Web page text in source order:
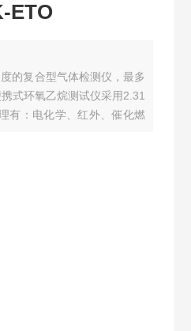
ETO
的复合型气体检测仪，最多
式环氧乙烷测试仪采用2.31
有：电化学、红外、催化燃